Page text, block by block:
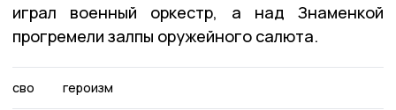
играл военный оркестр, а над Знаменкой
прогремели залпы оружейного салюта.
сво героизм